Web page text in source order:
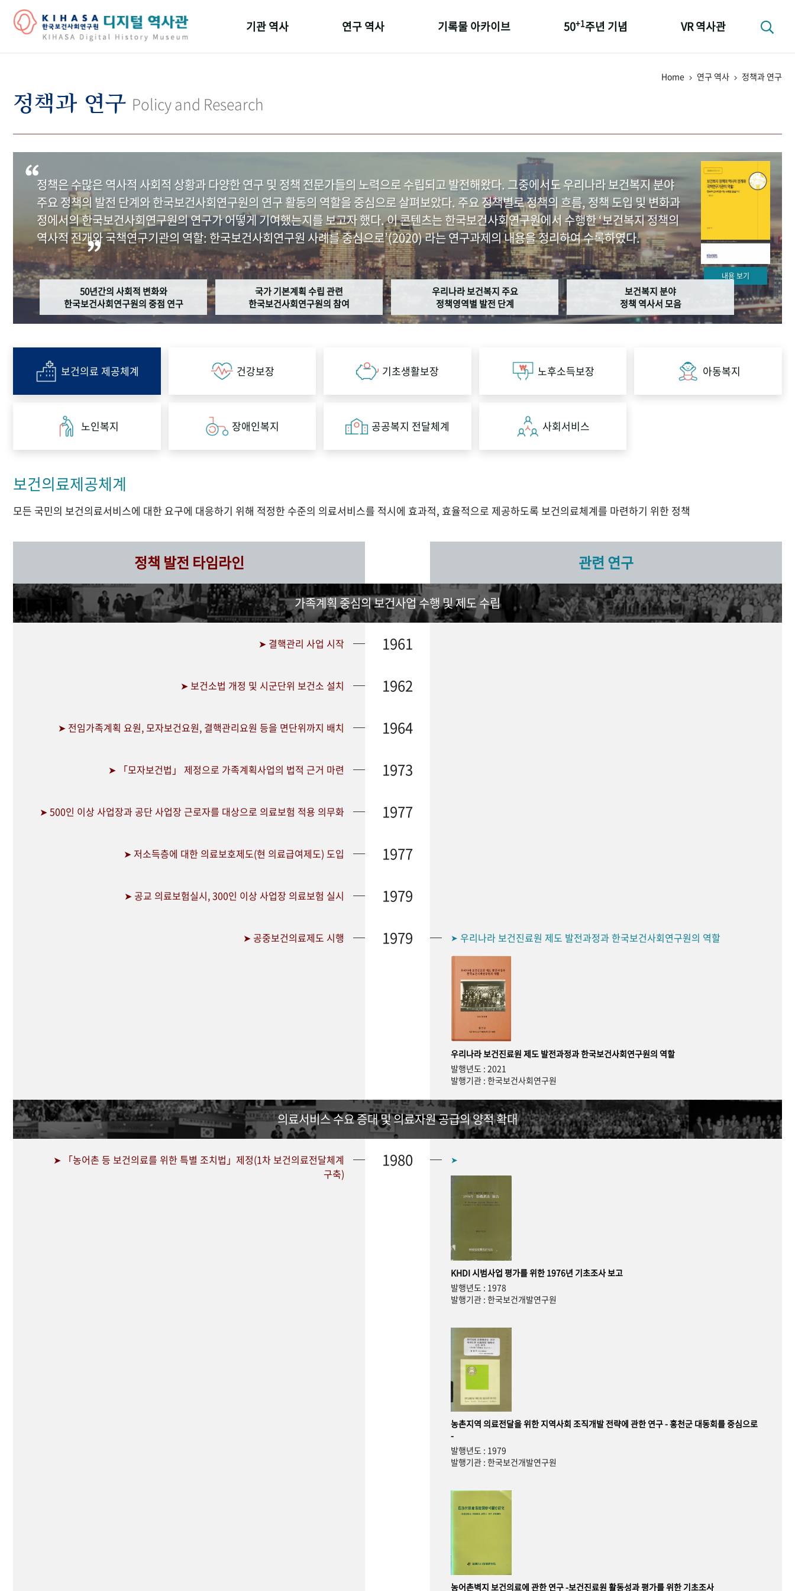
기관 역사
기관 변천사
연구 역사 기록물 아카이브 50+1주년 기념 VR 역사관
Home 연구 역사 정책과 연구
정책과 연구 Policy and Research
정책은 수많은 역사적 사회적 상황과 다양한 연구 및 정책 전문가들의 노력으로 수립되고 발전해왔다. 그중에서도 우리나라 보건복지 분야
주요 정책의 발전 단계와 한국보건사회연구원의 연구 활동의 역할을 중심으로 살펴보았다. 주요 정책별로 정책의 흐름, 정책 도입 및 변화과
정에서의 한국보건사회연구원의 연구가 어떻게 기여했는지를 보고자 했다. 이 콘텐츠는 한국보건사회연구원에서 수행한 ‘보건복지 정책의
역사적 전개와 국책연구기관의 역할: 한국보건사회연구원 사례를 중심으로’(2020) 라는 연구과제의 내용을 정리하여 수록하였다.
내용 보기
50년간의 사회적 변화와
한국보건사회연구원의 중점 연구
국가 기본계획 수립 관련
한국보건사회연구원의 참여
우리나라 보건복지 주요
정책영역별 발전 단계
보건복지 분야
정책 역사서 모음
보건의료 제공체계 건강보장 기초생활보장 노후소득보장 아동복지
노인복지 장애인복지 공공복지 전달체계 사회서비스
보건의료제공체계
모든 국민의 보건의료서비스에 대한 요구에 대응하기 위해 적정한 수준의 의료서비스를 적시에 효과적, 효율적으로 제공하도록 보건의료체계를 마련하기 위한 정책
정책 발전 타임라인 관련 연구
가족계획 중심의 보건사업 수행 및 제도 수립
➤ 결핵관리 사업 시작 1961
➤ 보건소법 개정 및 시군단위 보건소 설치 1962
➤ 전임가족계획 요원, 모자보건요원, 결핵관리요원 등을 면단위까지 배치 1964
➤ 「모자보건법」 제정으로 가족계획사업의 법적 근거 마련 1973
➤ 500인 이상 사업장과 공단 사업장 근로자를 대상으로 의료보험 적용 의무화 1977
➤ 저소득층에 대한 의료보호제도(현 의료급여제도) 도입 1977
➤ 공교 의료보험실시, 300인 이상 사업장 의료보험 실시 1979
➤ 공중보건의료제도 시행 1979 ➤ 우리나라 보건진료원 제도 발전과정과 한국보건사회연구원의 역할
우리나라 보건진료원 제도 발전과정과 한국보건사회연구원의 역할
발행년도 : 2021
발행기관 : 한국보건사회연구원
의료서비스 수요 증대 및 의료자원 공급의 양적 확대
➤ 「농어촌 등 보건의료를 위한 특별 조치법」제정(1차 보건의료전달체계
구축)
1980 ➤
KHDI 시범사업 평가를 위한 1976년 기초조사 보고
발행년도 : 1978
발행기관 : 한국보건개발연구원
농촌지역 의료전달을 위한 지역사회 조직개발 전략에 관한 연구 - 홍천군 대동회를 중심으로
-
발행년도 : 1979
발행기관 : 한국보건개발연구원
농어촌벽지 보건의료에 관한 연구 -보건진료원 활동성과 평가를 위한 기초조사